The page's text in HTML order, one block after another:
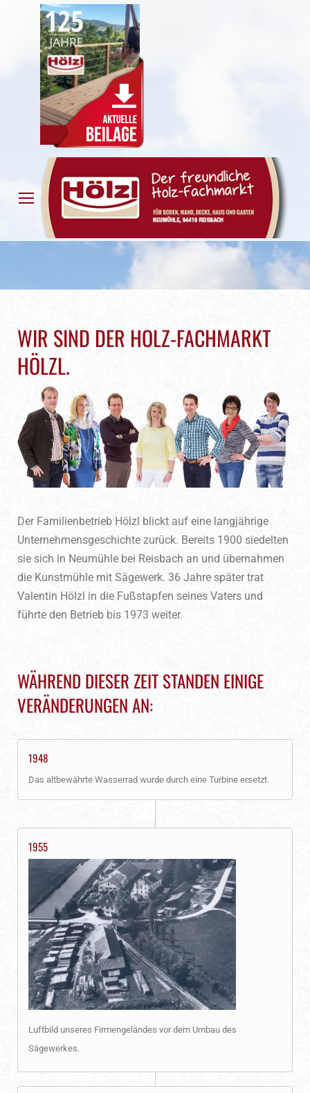
WIR SIND DER HOLZ-FACHMARKT
HÖLZL.
Der Familienbetrieb Hölzl blickt auf eine langjährige
Unternehmensgeschichte zurück. Bereits 1900 siedelten
sie sich in Neumühle bei Reisbach an und übernahmen
die Kunstmühle mit Sägewerk. 36 Jahre später trat
Valentin Hölzl in die Fußstapfen seines Vaters und
führte den Betrieb bis 1973 weiter.
WÄHREND DIESER ZEIT STANDEN EINIGE
VERÄNDERUNGEN AN:
1948
Das altbewährte Wasserrad wurde durch eine Turbine ersetzt.
1955
Luftbild unseres Firmengeländes vor dem Umbau des
Sägewerkes.